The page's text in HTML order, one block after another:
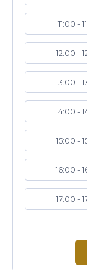
11:00 -
12:00 -
13:00 -
14:00 -
15:00 -
16:00 -
17:00 -